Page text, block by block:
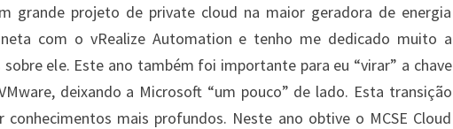
grande projeto de private cloud na maior geradora de energia
com o vRealize Automation e tenho me dedicado muito a
ele. Este ano também foi importante para eu “virar” a chave
deixando a Microsoft “um pouco” de lado. Esta transição
conhecimentos mais profundos. Neste ano obtive o MCSE Cloud